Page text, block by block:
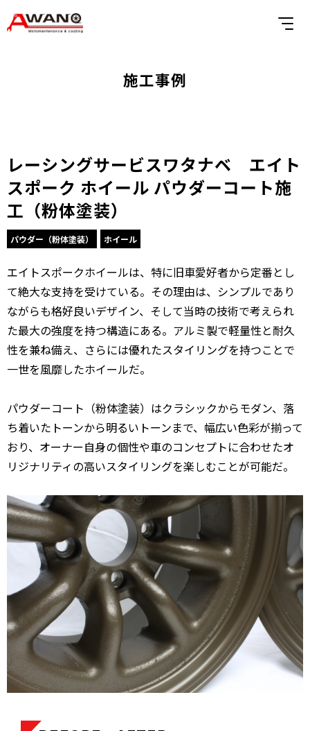
施工事例
レーシングサービスワタナベ エイト
スポーク ホイール パウダーコート施
工（粉体塗装）
パウダー（粉体塗装） ホイール
エイトスポークホイールは、特に旧車愛好者から定番とし
て絶大な支持を受けている。その理由は、シンプルであり
ながらも格好良いデザイン、そして当時の技術で考えられ
た最大の強度を持つ構造にある。アルミ製で軽量性と耐久
性を兼ね備え、さらには優れたスタイリングを持つことで
一世を風靡したホイールだ。
パウダーコート（粉体塗装）はクラシックからモダン、落
ち着いたトーンから明るいトーンまで、幅広い色彩が揃って
おり、オーナー自身の個性や車のコンセプトに合わせたオ
リジナリティの高いスタイリングを楽しむことが可能だ。